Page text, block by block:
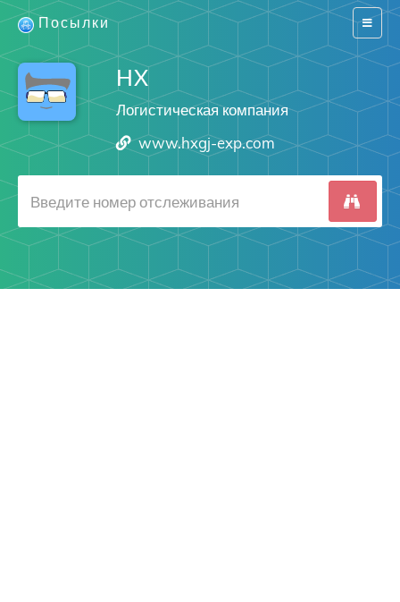
Switch
Посылки
HX
Логистическая компания
www.hxgj-exp.com